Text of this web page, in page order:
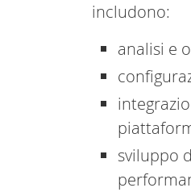
includono:
analisi e
sviluppo